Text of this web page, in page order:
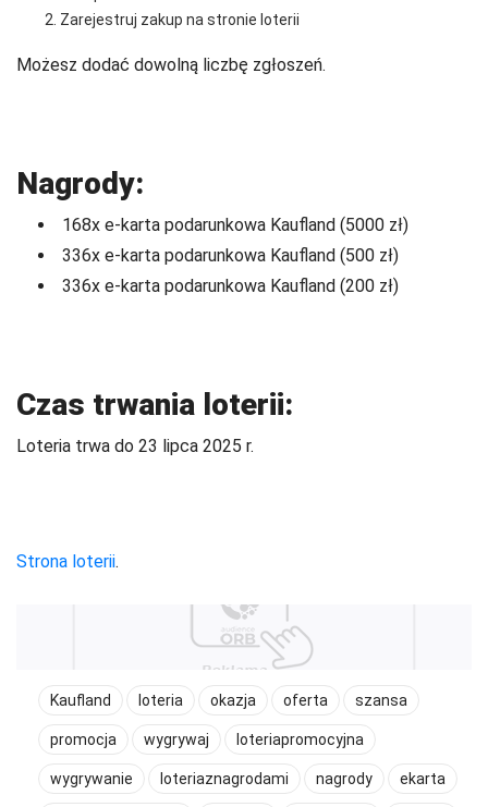
Zarejestruj zakup na stronie loterii
Możesz dodać dowolną liczbę zgłoszeń.
Nagrody:
168x e-karta podarunkowa Kaufland (5000 zł)
336x e-karta podarunkowa Kaufland (500 zł)
336x e-karta podarunkowa Kaufland (200 zł)
Czas trwania loterii:
Loteria trwa do 23 lipca 2025 r.
Strona loterii.
Kaufland loteria okazja oferta szansa
promocja wygrywaj loteriapromocyjna
wygrywanie loteriaznagrodami nagrody ekarta